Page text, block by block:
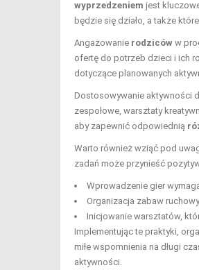
wyprzedzeniem jest
będzie się działo, a także
Angażowanie rodziców w
ofertę do potrzeb dzieci i ich
dotyczące planowanych
Dostosowywanie aktywności
zespołowe, warsztaty
aby zapewnić odpowiednią
Warto również wziąć pod
zadań może przynieść
Wprowadzenie gier
Organizacja zabaw
Inicjowanie warsztatów,
Implementując te praktyki,
miłe wspomnienia na długi
aktywności.